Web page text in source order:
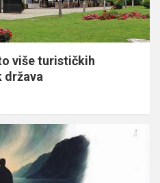
više turističkih
država